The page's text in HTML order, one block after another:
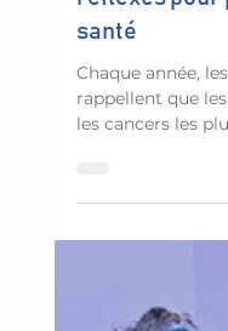
Protection
santé
Chaque année,
continue de